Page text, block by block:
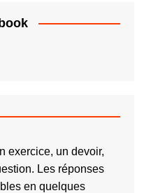
exercice, un devoir,
Les réponses
en quelques